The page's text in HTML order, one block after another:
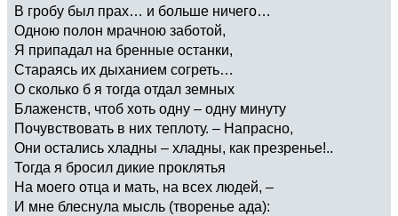
В гробу был прах… и больше ничего…
Одною полон мрачною заботой,
Я припадал на бренные останки,
Стараясь их дыханием согреть…
О сколько б я тогда отдал земных
Блаженств, чтоб хоть одну – одну минуту
Почувствовать в них теплоту. – Напрасно,
Они остались хладны – хладны, как презренье!..
Тогда я бросил дикие проклятья
На моего отца и мать, на всех людей, –
И мне блеснула мысль (творенье ада):